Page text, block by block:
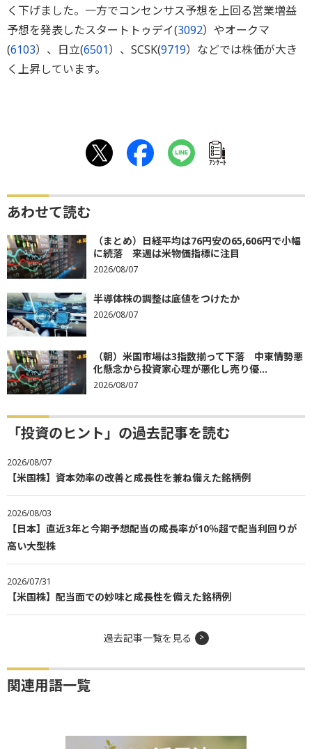
く下げました。一方でコンセンサス予想を上回る営業増益
予想を発表したスタートトゥデイ(3092）やオークマ
(6103）、日立(6501）、SCSK(9719）などでは株価が大き
く上昇しています。
ｱﾝｹｰﾄ
あわせて読む
（まとめ）日経平均は76円安の65,606円で小幅
に続落 来週は米物価指標に注目
2026/08/07
半導体株の調整は底値をつけたか
2026/08/07
（朝）米国市場は3指数揃って下落 中東情勢悪
化懸念から投資家心理が悪化し売り優...
2026/08/07
「投資のヒント」の過去記事を読む
2026/08/07
【米国株】資本効率の改善と成長性を兼ね備えた銘柄例
2026/08/03
【日本】直近3年と今期予想配当の成長率が10％超で配当利回りが
高い大型株
2026/07/31
【米国株】配当面での妙味と成長性を備えた銘柄例
過去記事一覧を見る
関連用語一覧